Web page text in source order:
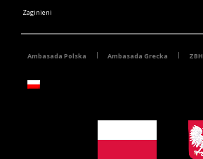
Zaginieni
Ambasada Polska Ambasada Grecka ZBH